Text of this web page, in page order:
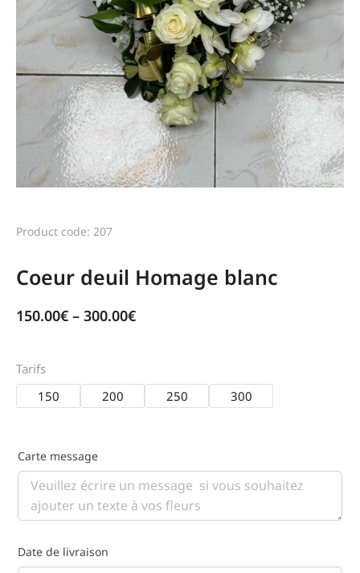
Product code: 207
Coeur deuil Homage blanc
150.00€ – 300.00€
Tarifs
150
200 250 300
Carte message
Date de livraison